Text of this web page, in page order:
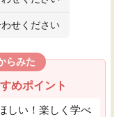
せください
らみた
めポイント
しい！楽しく学べ